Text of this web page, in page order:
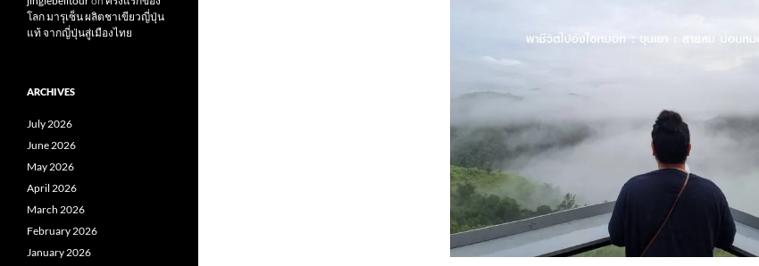
โลก มารุเซ็น ผลิตชาเขียวญี่ปุ่น
แท้ จากญี่ปุ่นสู่เมืองไทย
ARCHIVES
July 2026
June 2026
May 2026
April 2026
March 2026
February 2026
January 2026